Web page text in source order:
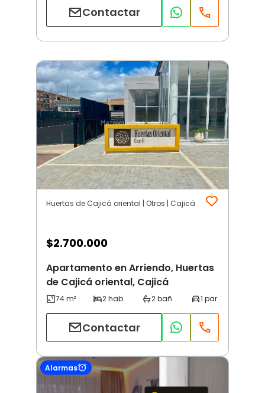
Contactar
Huertas de Cajicá oriental | Otros | Cajicá
$2.700.000
Apartamento en Arriendo, Huertas
de Cajicá oriental, Cajicá
Contactar
Alarmas